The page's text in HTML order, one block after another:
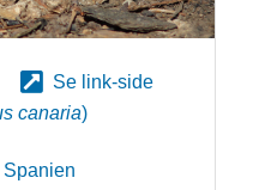
Se link-side
canaria)
Spanien